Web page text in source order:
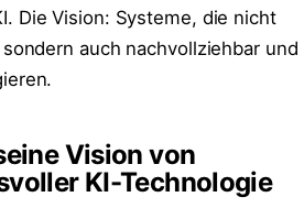
Die Vision: Systeme, die nicht
auch nachvollziehbar und
Vision von
KI-Technologie